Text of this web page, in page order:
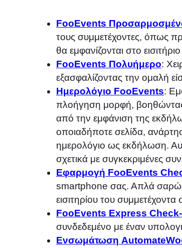
FooEvents
τους συμμετέχοντες, όπως
θα εμφανίζονται στο
FooEvents Πολυήμερο:
εξασφαλίζοντας την ομαλή
Ημερολόγιο FooEvents:
πλοήγηση μορφή, βοηθώντας
από την εμφάνιση της
οποιαδήποτε σελίδα,
ημερολόγιο ως εκδήλωση.
σχετικά με συγκεκριμένες
Εφαρμογή FooEvents
smartphone σας. Απλά
εισιτηρίου του
FooEvents Express
συνδεδεμένο με έναν
Ενσωμάτωση